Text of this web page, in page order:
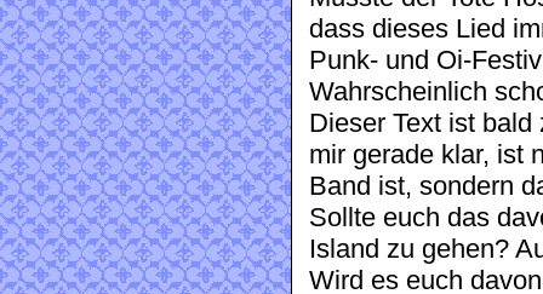
dass dieses Lied
Punk- und Oi-
Wahrscheinlich
Dieser Text ist
mir gerade klar, ist
Band ist, sondern
Sollte euch das
Island zu gehen?
Wird es euch